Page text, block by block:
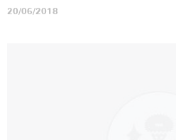
20/06/2018